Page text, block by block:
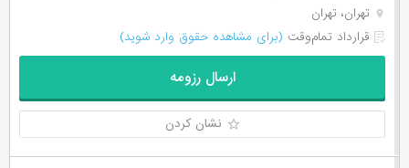
تهران، تهران
قرارداد تمام‌وقت (برای مشاهده حقوق وارد شوید)
ارسال رزومه
نشان کردن